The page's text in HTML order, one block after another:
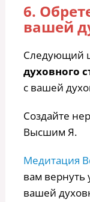
6.
вашей
Следующий
духовного
с вашей
Создайте
Высшим Я.
Медитация
вам вернуть
вашей